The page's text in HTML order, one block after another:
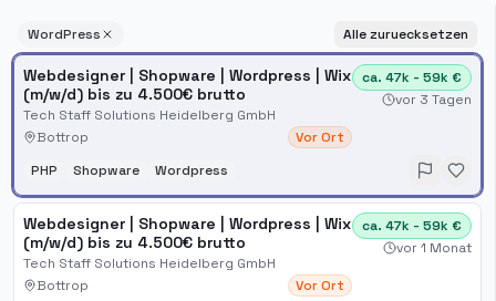
WordPress Alle zuruecksetzen
Webdesigner | Shopware | Wordpress | Wix
(m/w/d) bis zu 4.500€ brutto
Tech Staff Solutions Heidelberg GmbH
Bottrop
Vor Ort
ca. 47k - 59k €
vor 3 Tagen
PHP Shopware Wordpress
Webdesigner | Shopware | Wordpress | Wix
(m/w/d) bis zu 4.500€ brutto
Tech Staff Solutions Heidelberg GmbH
Bottrop
Vor Ort
ca. 47k - 59k €
vor 1 Monat